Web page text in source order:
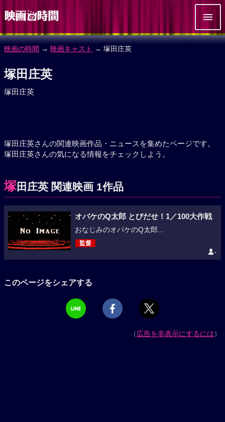
映画の時間 → 映画キャスト → 塚田庄英
塚田庄英
塚田庄英
塚田庄英さんの関連映画作品・ニュースを集めたページです。
塚田庄英さんの気になる情報をチェックしよう。
塚田庄英 関連映画 1作品
オバケのQ太郎 とびだせ！1／100大作戦
おなじみのオバケのQ太郎...
監督
-
このページをシェアする
（広告を非表示にするには）